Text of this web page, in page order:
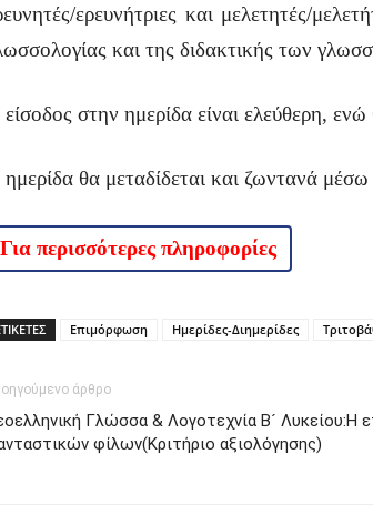
ερευνήτριες και μελετητές/
και της διδακτικής των
στην ημερίδα είναι ελεύθερη,
θα μεταδίδεται και ζωντανά μέσω
Για περισσότερες πληροφορίες
Επιμόρφωση Ημερίδες-Διημερίδες
άρθρο
Γλώσσα & Λογοτεχνία Β´ Λυκείου:Η
φίλων(Κριτήριο αξιολόγησης)